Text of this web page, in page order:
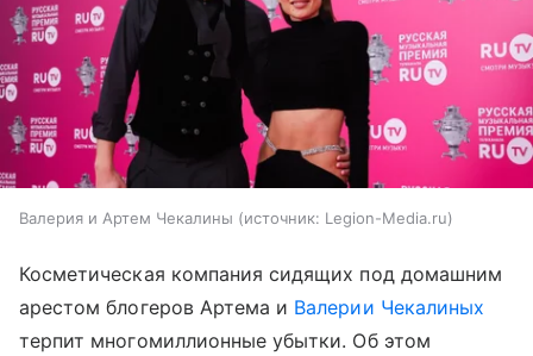
Валерия и Артем Чекалины источник: Legion-Media.ru
Косметическая компания сидящих под домашним
арестом блогеров Артема и Валерии Чекалиных
терпит многомиллионные убытки. Об этом